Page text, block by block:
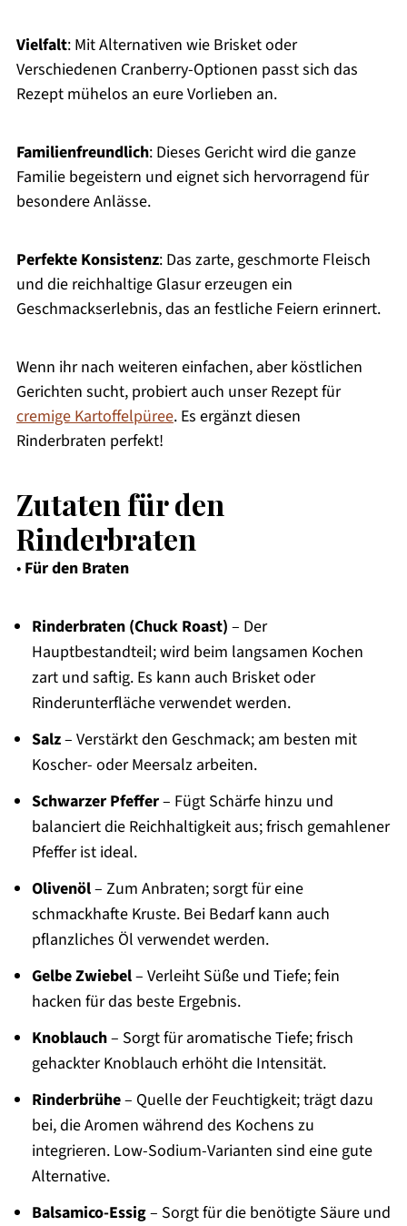
Vielfalt: Mit Alternativen wie Brisket oder
Verschiedenen Cranberry-Optionen passt sich das
Rezept mühelos an eure Vorlieben an.
Familienfreundlich: Dieses Gericht wird die ganze
Familie begeistern und eignet sich hervorragend für
besondere Anlässe.
Perfekte Konsistenz: Das zarte, geschmorte Fleisch
und die reichhaltige Glasur erzeugen ein
Geschmackserlebnis, das an festliche Feiern erinnert.
Wenn ihr nach weiteren einfachen, aber köstlichen
Gerichten sucht, probiert auch unser Rezept für
cremige Kartoffelpüree. Es ergänzt diesen
Rinderbraten perfekt!
Zutaten für den
Rinderbraten
• Für den Braten
Rinderbraten (Chuck Roast) – Der
Hauptbestandteil; wird beim langsamen Kochen
zart und saftig. Es kann auch Brisket oder
Rinderunterfläche verwendet werden.
Salz– Verstärkt den Geschmack; am besten mit
Koscher- oder Meersalz arbeiten.
Schwarzer Pfeffer– Fügt Schärfe hinzu und
balanciert die Reichhaltigkeit aus; frisch gemahlener
Pfeffer ist ideal.
Olivenöl– Zum Anbraten; sorgt für eine
schmackhafte Kruste. Bei Bedarf kann auch
pflanzliches Öl verwendet werden.
Gelbe Zwiebel– Verleiht Süße und Tiefe; fein
hacken für das beste Ergebnis.
Knoblauch– Sorgt für aromatische Tiefe; frisch
gehackter Knoblauch erhöht die Intensität.
Rinderbrühe– Quelle der Feuchtigkeit; trägt dazu
bei, die Aromen während des Kochens zu
integrieren. Low-Sodium-Varianten sind eine gute
Alternative.
Balsamico-Essig– Sorgt für die benötigte Säure und